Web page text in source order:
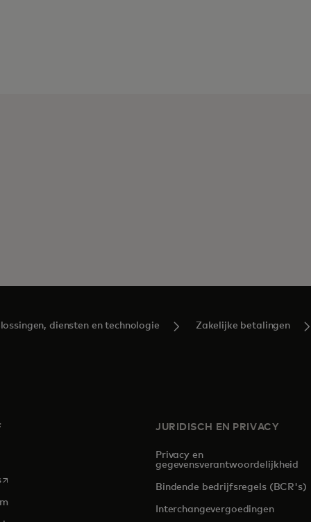
diensten en technologie Zakelijke betalingen
opens in a new tab
JURIDISCH EN PRIVACY
Privacy en
gegevensverantwoordelijkheid
Bindende bedrijfsregels (BCR's)
Interchangevergoedingen